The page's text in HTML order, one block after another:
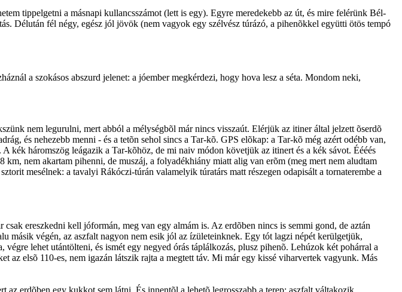
tippelgetni a másnapi kullancsszámot (lett is egy). Egyre meredekebb az út, és mire felérünk Bél-
Délután fél négy, egész jól jövök (nem vagyok egy szélvész túrázó, a pihenõkkel együtti ötös tempó
a szokásos abszurd jelenet: a jóember megkérdezi, hogy hova lesz a séta. Mondom neki,
nem legurulni, mert abból a mélységbõl már nincs visszaút. Elérjük az itiner által jelzett õserdõ
és nehezebb menni - és a tetõn sehol sincs a Tar-kõ. GPS elõkap: a Tar-kõ még azért odébb van,
kék háromszög leágazik a Tar-kõhöz, de mi naiv módon követjük az itinert és a kék sávot. Éééés
nem akartam pihenni, de muszáj, a folyadékhiány miatt alig van erõm (meg mert nem aludtam
mesélnek: a tavalyi Rákóczi-túrán valamelyik túratárs matt részegen odapisált a tornaterembe a
ereszkedni kell jóformán, meg van egy almám is. Az erdõben nincs is semmi gond, de aztán
másik végén, az aszfalt nagyon nem esik jól az ízületeinknek. Egy tót lagzi népét kerülgetjük,
lehet utántölteni, és ismét egy negyed órás táplálkozás, plusz pihenõ. Lehúzok két pohárral a
elsõ 110-es, nem igazán látszik rajta a megtett táv. Mi már egy kissé viharvertek vagyunk. Más
erdõben egy kukkot sem látni. És innentõl a lehetõ legrosszabb a terep: aszfalt váltakozik